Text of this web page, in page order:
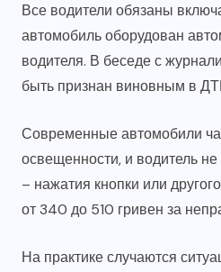
Все водители обязаны
автомобиль оборудован
водителя. В беседе с
быть признан виновным в
Современные автомобили
освещенности, и водитель
– нажатия кнопки или
от 340 до 510 гривен за
На практике случаются